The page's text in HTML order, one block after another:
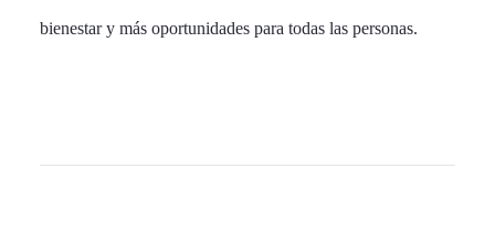
bienestar y más oportunidades para todas las personas.